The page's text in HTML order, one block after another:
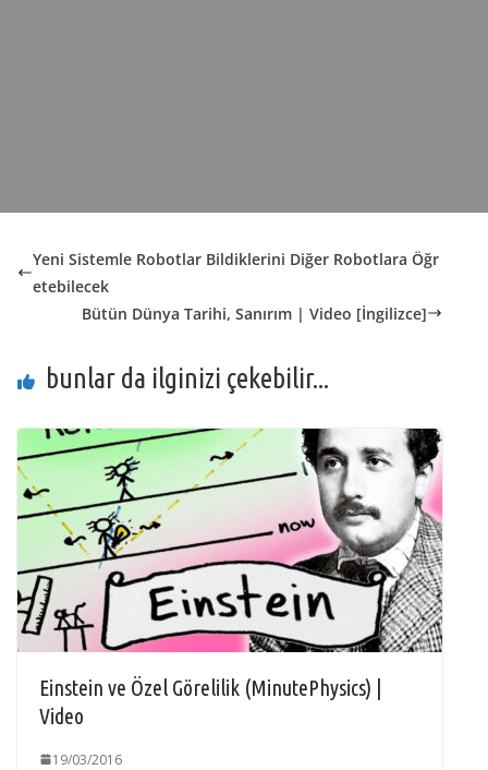
Yeni Sistemle Robotlar Bildiklerini Diğer Robotlara Öğr
etebilecek
Bütün Dünya Tarihi, Sanırım | Video [İngilizce]
bunlar da ilginizi çekebilir...
Einstein ve Özel Görelilik (MinutePhysics) |
Video
19/03/2016